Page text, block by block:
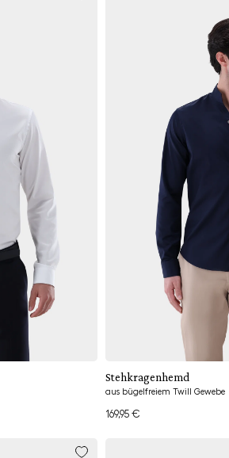
Stehkragenhemd
aus bügelfreiem Twill Gewebe
169,95 €